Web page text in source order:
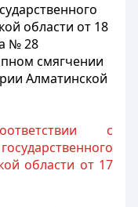
области от 18
№ 28
смягчении
Алматинской
с
области от 17